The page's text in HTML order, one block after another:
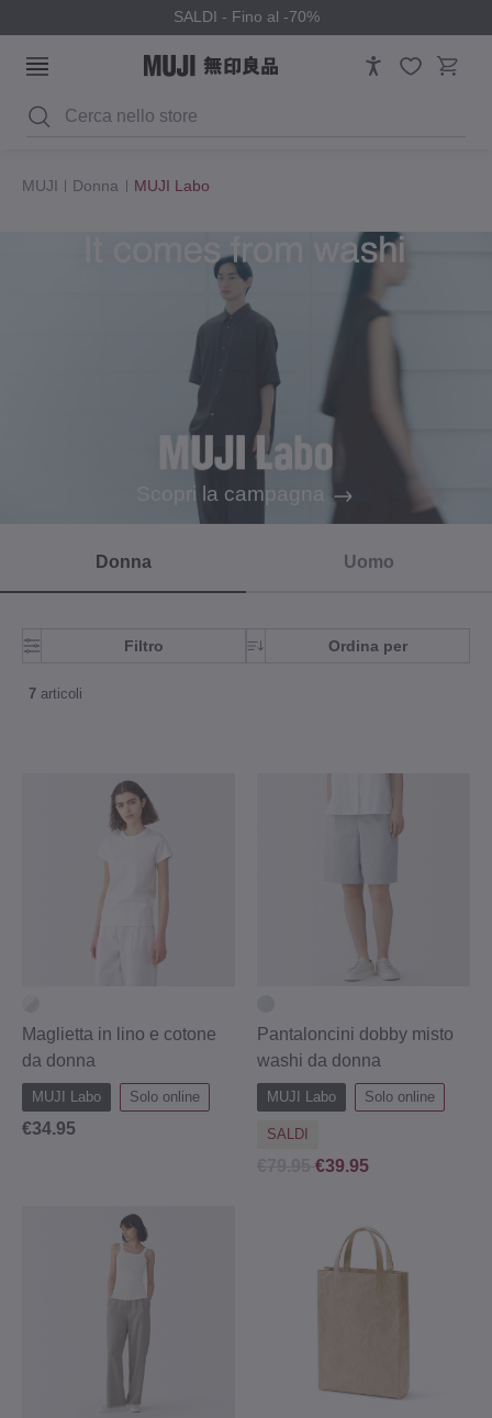
SALDI - Fino al -70%
Cerca
MUJI Donna MUJI Labo
Scopri la campagna
Donna Uomo
7 articoli
Filtro Ordina per
Maglietta in lino e cotone
da donna
MUJI Labo Solo online
€34.95
Pantaloncini dobby misto
washi da donna
MUJI Labo Solo online
SALDI
€39.95